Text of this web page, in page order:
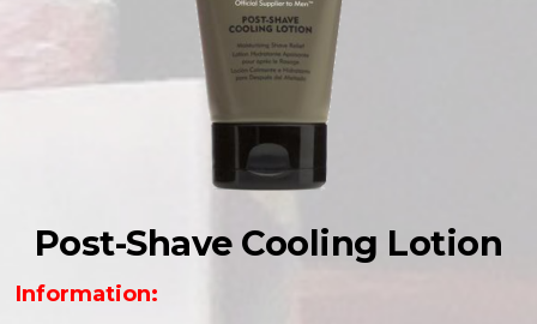
Post-Shave Cooling Lotion
Information: